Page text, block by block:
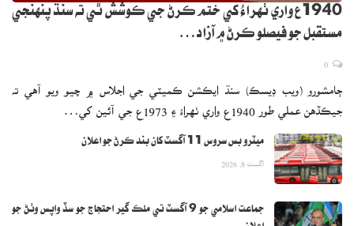
1940ع واري ٺهراءُ کي ختم ڪرڻ جي ڪوشش ٿي ته سنڌ پنهنجي
مستقبل جو فيصلو ڪرڻ ۾ آزاد…
ڄامشورو (ويب ڊيسڪ) سنڌ ايڪشن ڪميٽي جي اجلاس ۾ چيو ويو آهي ته
جيڪڏهن عملي طور 1940ع واري ٺهراءُ ۽ 1973ع جي آئين کي…
ميٽرو بس سروس 11 آگسٽ کان بند ڪرڻ جو اعلان
اگست 8, 2026
جماعت اسلامي جو 9 آگسٽ تي ملڪ گير احتجاج جو سڏ واپس وٺڻ جو